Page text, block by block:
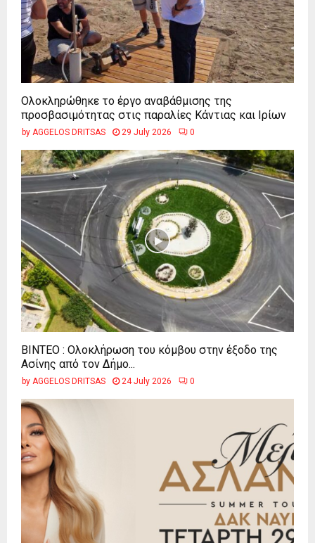
Ολοκληρώθηκε το έργο αναβάθμισης της
προσβασιμότητας στις παραλίες Κάντιας και Ιρίων
by AGGELOS DRITSAS 29 July 2026 0
ΒΙΝΤΕΟ : Ολοκλήρωση του κόμβου στην έξοδο της
Ασίνης από τον Δήμο...
by AGGELOS DRITSAS 24 July 2026 0